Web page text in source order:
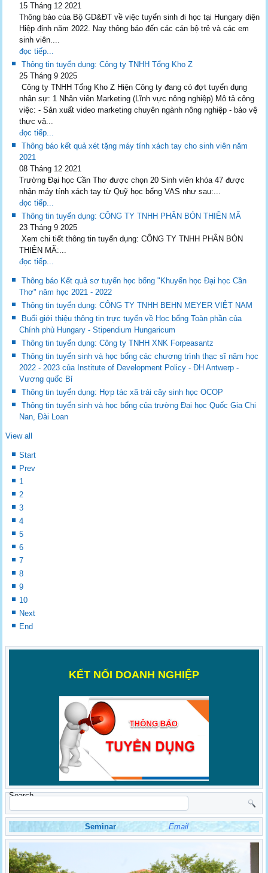
15 Tháng 12 2021
Thông báo của Bộ GD&ĐT về việc tuyển sinh đi học tại Hungary diện
Hiệp định năm 2022. Nay thông báo đến các cán bộ trẻ và các em
sinh viên....
đọc tiếp...
Thông tin tuyển dụng: Công ty TNHH Tổng Kho Z
25 Tháng 9 2025
Công ty TNHH Tổng Kho Z Hiện Công ty đang có đợt tuyển dụng
nhân sự: 1 Nhân viên Marketing (Lĩnh vực nông nghiệp) Mô tả công
việc: - Sản xuất video marketing chuyên ngành nông nghiệp - bảo vệ
thực vậ...
đọc tiếp...
Thông báo kết quả xét tặng máy tính xách tay cho sinh viên năm
2021
08 Tháng 12 2021
Trường Đại học Cần Thơ được chọn 20 Sinh viên khóa 47 được
nhận máy tính xách tay từ Quỹ học bổng VAS như sau:...
đọc tiếp...
Thông tin tuyển dụng: CÔNG TY TNHH PHÂN BÓN THIÊN MÃ
23 Tháng 9 2025
Xem chi tiết thông tin tuyển dụng: CÔNG TY TNHH PHÂN BÓN
THIÊN MÃ:...
đọc tiếp...
Thông báo Kết quả sơ tuyển học bổng "Khuyến học Đại học Cần
Thơ" năm học 2021 - 2022
Thông tin tuyển dụng: CÔNG TY TNHH BEHN MEYER VIỆT NAM
Buổi giới thiệu thông tin trực tuyến về Học bổng Toàn phần của
Chính phủ Hungary - Stipendium Hungaricum
Thông tin tuyển dụng: Công ty TNHH XNK Forpeasantz
Thông tin tuyển sinh và học bổng các chương trình thạc sĩ năm học
2022 - 2023 của Institute of Development Policy - ĐH Antwerp -
Vương quốc Bỉ
Thông tin tuyển dụng: Hợp tác xã trái cây sinh học OCOP
Thông tin tuyển sinh và học bổng của trường Đại học Quốc Gia Chi
Nan, Đài Loan
View all
Start
Prev
1
2
3
4
5
6
7
8
9
10
Next
End
KẾT NỐI DOANH NGHIỆP
Search
Seminar Email